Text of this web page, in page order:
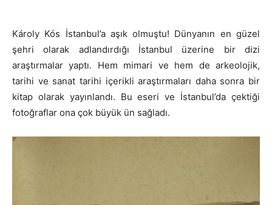
Károly Kós İstanbul’a aşık olmuştu! Dünyanın en güzel
şehri olarak adlandırdığı İstanbul üzerine bir dizi
araştırmalar yaptı. Hem mimari ve hem de arkeolojik,
tarihi ve sanat tarihi içerikli araştırmaları daha sonra bir
kitap olarak yayınlandı. Bu eseri ve İstanbul’da çektiği
fotoğraflar ona çok büyük ün sağladı.